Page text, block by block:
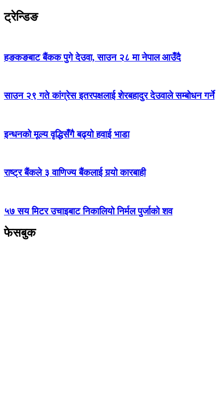
ट्रेन्डिङ
हङकङबाट बैंकक पुगे देउवा, साउन २८ मा नेपाल आउँदै
साउन २९ गते कांग्रेस इतरपक्षलाई शेरबहादुर देउवाले सम्बोधन गर्ने
इन्धनको मूल्य वृद्धिसँगै बढ्यो हवाई भाडा
राष्ट्र बैंकले ३ वाणिज्य बैंकलाई गर्‍यो कारबाही
५७ सय मिटर उचाइबाट निकालियो निर्मल पुर्जाको शव
फेसबुक